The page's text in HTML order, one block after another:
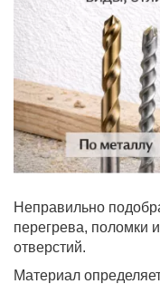
Неправильно
перегрева, поломки
отверстий.
Материал